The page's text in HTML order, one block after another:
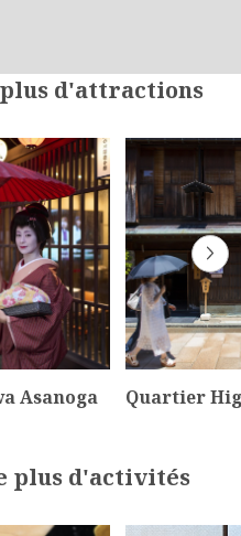
d'attractions
Asanoga
Quartier
plus d'activités